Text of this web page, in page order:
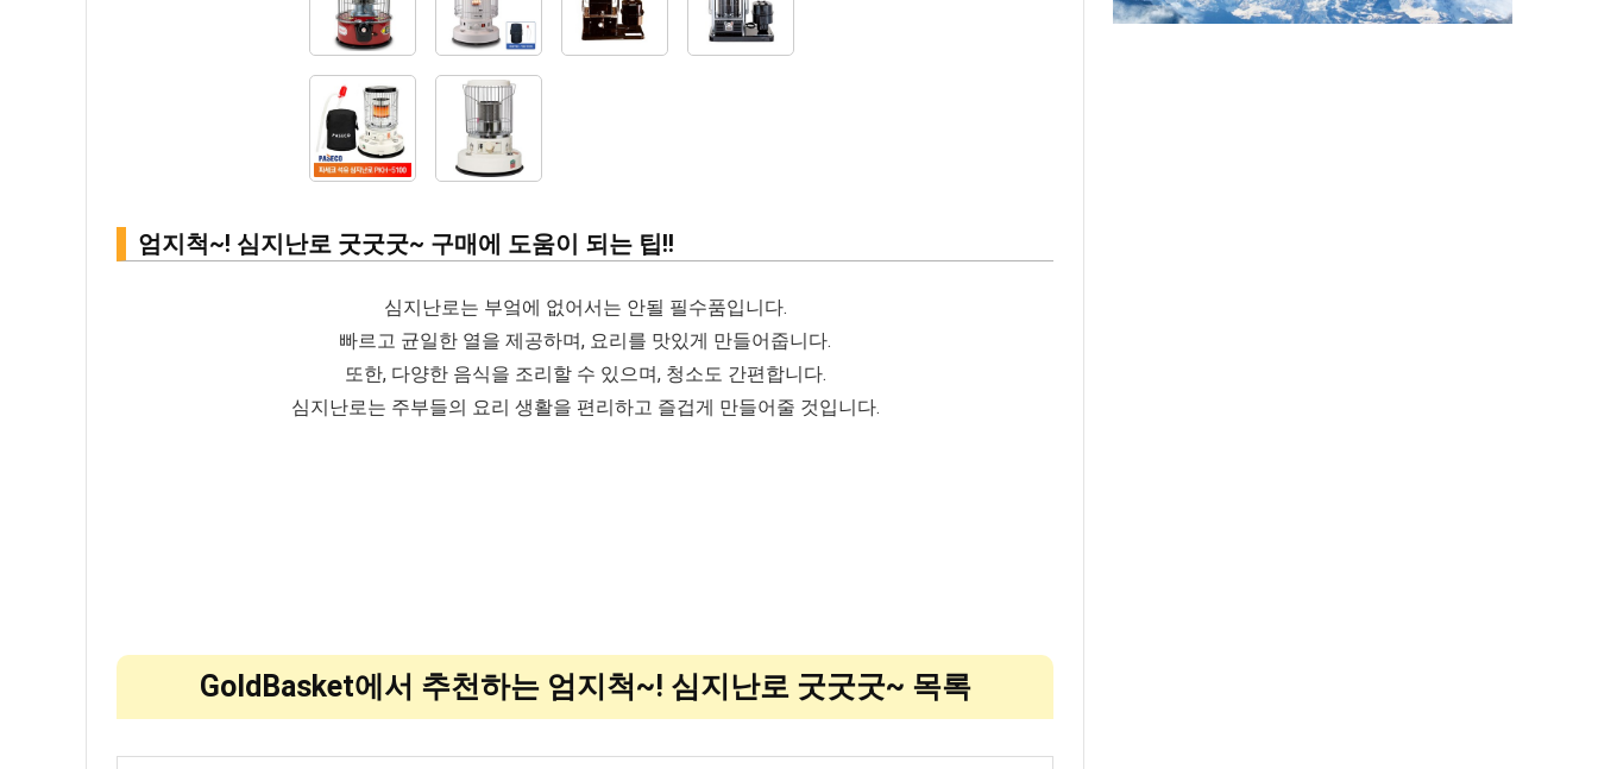
엄지척~! 심지난로 굿굿굿~ 구매에 도움이 되는 팁!!
심지난로는 부엌에 없어서는 안될 필수품입니다.
빠르고 균일한 열을 제공하며, 요리를 맛있게 만들어줍니다.
또한, 다양한 음식을 조리할 수 있으며, 청소도 간편합니다.
심지난로는 주부들의 요리 생활을 편리하고 즐겁게 만들어줄 것입니다.
GoldBasket에서 추천하는 엄지척~! 심지난로 굿굿굿~ 목록